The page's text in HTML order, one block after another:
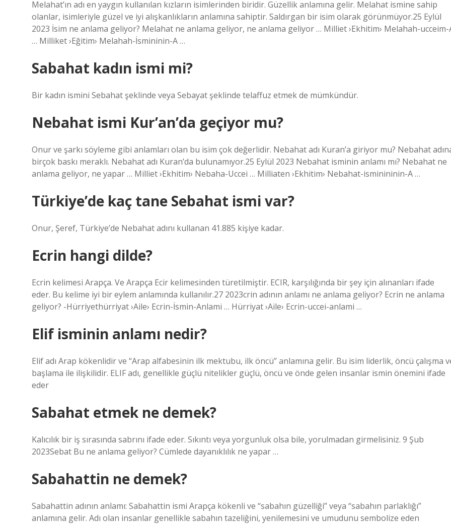
Melahat’ın adı en yaygın kullanılan kızların isimlerinden biridir. Güzellik anlamına gelir. Melahat ismine sahip
olanlar, isimleriyle güzel ve iyi alışkanlıkların anlamına sahiptir. Saldırgan bir isim olarak görünmüyor.25 Eylül
2023 İsim ne anlama geliyor? Melahat ne anlama geliyor, ne anlama geliyor … Milliet ›Ekhitim› Melahah-ucceim-
… Milliket ›Eğitim› Melahah-İsmininin-A …
Sabahat kadın ismi mi?
Bir kadın ismini Sebahat şeklinde veya Sebayat şeklinde telaffuz etmek de mümkündür.
Nebahat ismi Kur’an’da geçiyor mu?
Onur ve şarkı söyleme gibi anlamları olan bu isim çok değerlidir. Nebahat adı Kuran’a giriyor mu? Nebahat
birçok baskı meraklı. Nebahat adı Kuran’da bulunamıyor.25 Eylül 2023 Nebahat isminin anlamı mı? Nebahat ne
anlama geliyor, ne yapar … Milliet ›Ekhitim› Nebaha-Uccei … Milliaten ›Ekhitim› Nebahat-isminininin-A …
Türkiye’de kaç tane Sebahat ismi var?
Onur, Şeref, Türkiye’de Nebahat adını kullanan 41.885 kişiye kadar.
Ecrin hangi dilde?
Ecrin kelimesi Arapça. Ve Arapça Ecir kelimesinden türetilmiştir. ECIR, karşılığında bir şey için alınanları ifade
eder. Bu kelime iyi bir eylem anlamında kullanılır.27 2023crin adının anlamı ne anlama geliyor? Ecrin ne anlama
geliyor? -Hürriyethürriyat ›Aile› Ecrin-İsmin-Anlami … Hürriyat ›Aile› Ecrin-uccei-anlami …
Elif isminin anlamı nedir?
Elif adı Arap kökenlidir ve “Arap alfabesinin ilk mektubu, ilk öncü” anlamına gelir. Bu isim liderlik, öncü çalışma
başlama ile ilişkilidir. ELIF adı, genellikle güçlü nitelikler güçlü, öncü ve önde gelen insanlar ismin önemini ifade
eder
Sabahat etmek ne demek?
Kalıcılık bir iş sırasında sabrını ifade eder. Sıkıntı veya yorgunluk olsa bile, yorulmadan girmelisiniz. 9 Şub
2023Sebat Bu ne anlama geliyor? Cümlede dayanıklılık ne yapar …
Sabahattin ne demek?
Sabahattin adının anlamı: Sabahattin ismi Arapça kökenli ve “sabahın güzelliği” veya “sabahın parlaklığı”
anlamına gelir. Adı olan insanlar genellikle sabahın tazeliğini, yenilemesini ve umudunu sembolize eden